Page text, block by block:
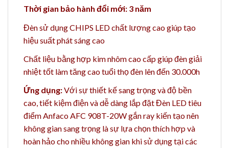
Thời gian bảo hành đổi mới: 3 năm
Đèn sử dụng CHIPS LED chất lượng cao giúp tạo
hiệu suất phát sáng cao
Chất liệu bằng hợp kim nhôm cao cấp giúp đèn giải
nhiệt tốt làm tăng cao tuổi thọ đèn lên đến 30.000h
Ứng dụng:Với sự thiết kế sang trọng và độ bền
cao, tiết kiệm điện và dễ dàng lắp đặt Đèn LED tiêu
điểm Anfaco AFC 908T-20W gắn ray kiến tạo nên
không gian sang trọng là sự lựa chọn thích hợp và
hoàn hảo cho nhiều không gian khi sử dụng tại các